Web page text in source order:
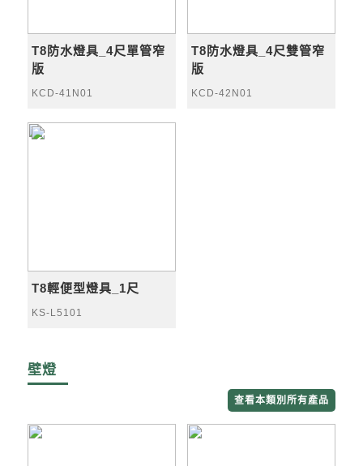
T8防水燈具_4尺單管窄
版
KCD-41N01
T8防水燈具_4尺雙管窄
版
KCD-42N01
T8輕便型燈具_1尺
KS-L5101
壁燈
查看本類別所有產品